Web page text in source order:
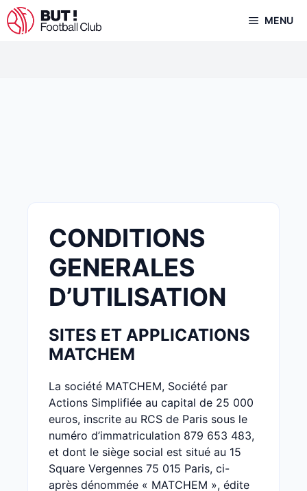
Aller
au
MENU
CONDITIONS
GENERALES
D’UTILISATION
SITES ET APPLICATIONS
MATCHEM
La société MATCHEM, Société par
Actions Simplifiée au capital de 25 000
euros, inscrite au RCS de Paris sous le
numéro d’immatriculation 879 653 483,
et dont le siège social est situé au 15
Square Vergennes 75 015 Paris, ci-
après dénommée « MATCHEM », édite